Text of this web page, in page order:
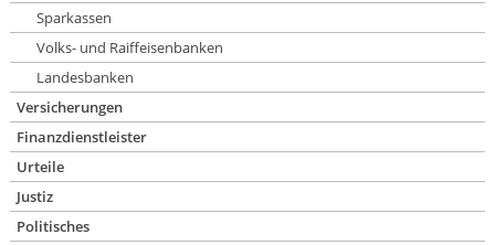
Sparkassen
Volks- und Raiffeisenbanken
Landesbanken
Versicherungen
Finanzdienstleister
Urteile
Justiz
Politisches